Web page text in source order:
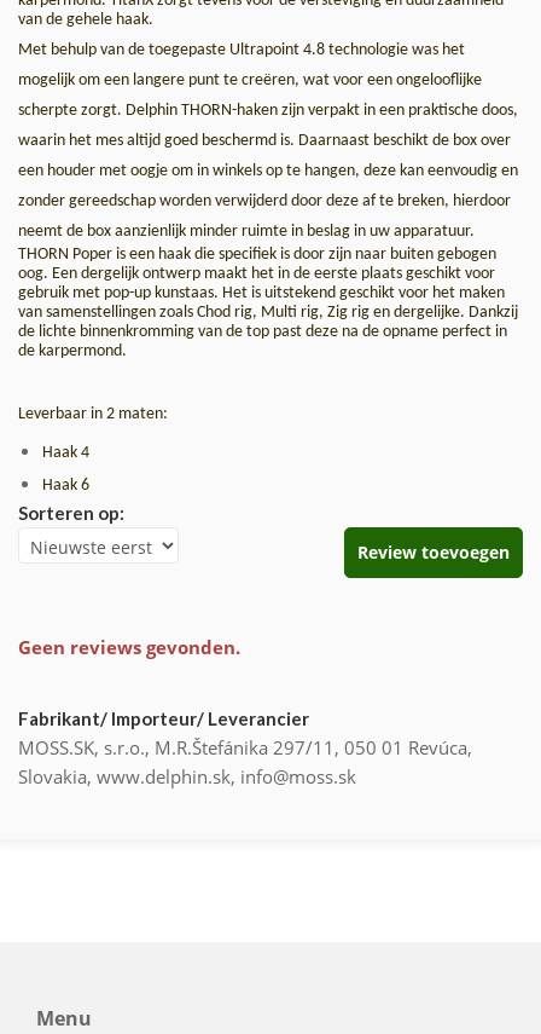
van de gehele haak.
Met behulp van de toegepaste Ultrapoint 4.8 technologie was het
mogelijk om een langere punt te creëren, wat voor een ongelooflijke
scherpte zorgt. Delphin THORN-haken zijn verpakt in een praktische doos,
waarin het mes altijd goed beschermd is. Daarnaast beschikt de box over
een houder met oogje om in winkels op te hangen, deze kan eenvoudig en
zonder gereedschap worden verwijderd door deze af te breken, hierdoor
neemt de box aanzienlijk minder ruimte in beslag in uw apparatuur.
THORN Poper is een haak die specifiek is door zijn naar buiten gebogen
oog. Een dergelijk ontwerp maakt het in de eerste plaats geschikt voor
gebruik met pop-up kunstaas. Het is uitstekend geschikt voor het maken
van samenstellingen zoals Chod rig, Multi rig, Zig rig en dergelijke. Dankzij
de lichte binnenkromming van de top past deze na de opname perfect in
de karpermond.
Leverbaar in 2 maten:
Haak 4
Haak 6
Sorteren op:
Review toevoegen
Geen reviews gevonden.
Fabrikant/ Importeur/ Leverancier
MOSS.SK, s.r.o., M.R.Štefánika 297/11, 050 01 Revúca,
Slovakia, www.delphin.sk, info@moss.sk
Menu